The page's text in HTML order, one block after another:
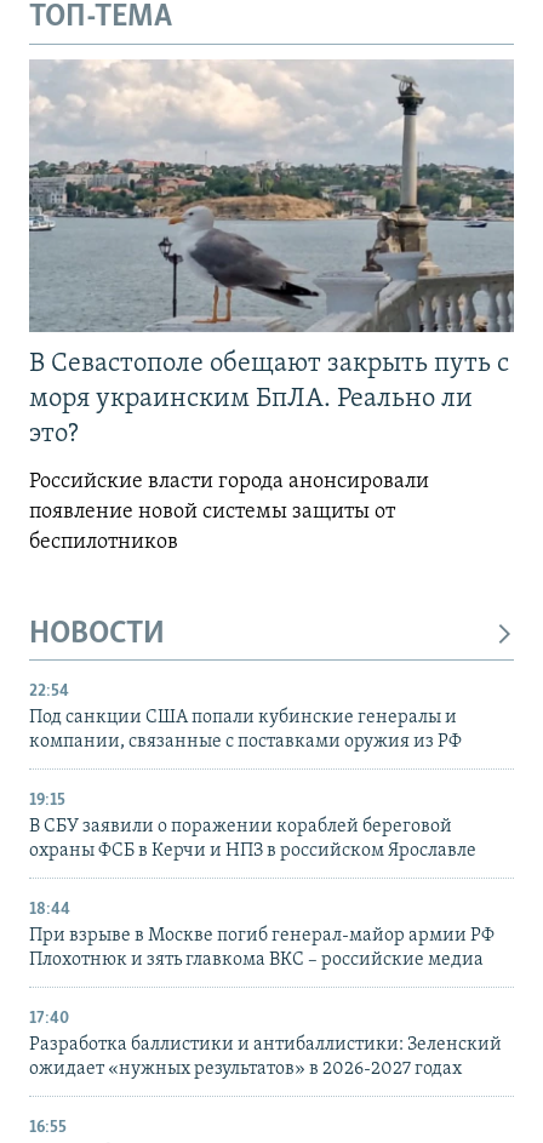
ТОП-ТЕМА
В Севастополе обещают закрыть путь с
моря украинским БпЛА. Реально ли
это?
Российские власти города анонсировали
появление новой системы защиты от
беспилотников
НОВОСТИ
22:54
Под санкции США попали кубинские генералы и
компании, связанные с поставками оружия из РФ
19:15
В СБУ заявили о поражении кораблей береговой
охраны ФСБ в Керчи и НПЗ в российском Ярославле
18:44
При взрыве в Москве погиб генерал-майор армии РФ
Плохотнюк и зять главкома ВКС – российские медиа
17:40
Разработка баллистики и антибаллистики: Зеленский
ожидает «нужных результатов» в 2026-2027 годах
16:55